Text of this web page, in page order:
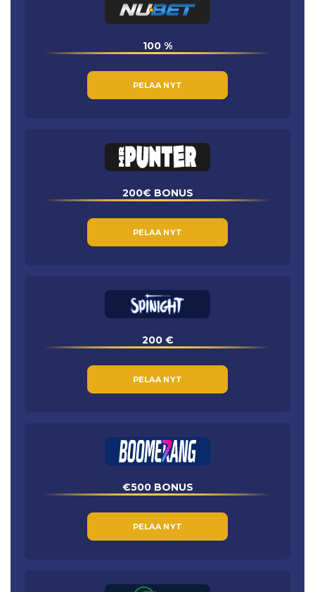
100 %
PELAA NYT
200€ BONUS
PELAA NYT
200 €
PELAA NYT
€500 BONUS
PELAA NYT